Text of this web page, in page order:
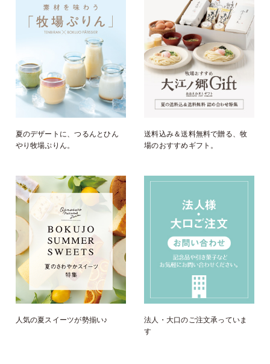
夏のデザートに、つるんとひん
やり牧場ぷりん。
送料込み＆送料無料で贈る、牧
場のおすすめギフト。
人気の夏スイーツが勢揃い♪
法人・大口のご注文承っていま
す